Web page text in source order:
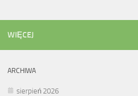
WIĘCEJ
ARCHIWA
sierpień 2026